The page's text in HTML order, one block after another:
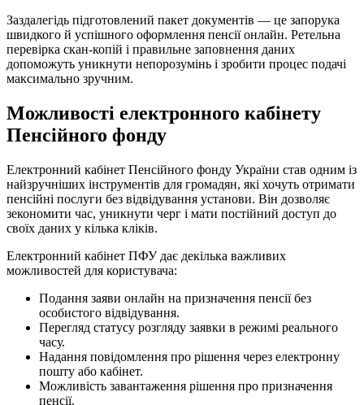
Заздалегідь підготовлений пакет документів — це запорука
швидкого й успішного оформлення пенсії онлайн. Ретельна
перевірка скан-копій і правильне заповнення даних
допоможуть уникнути непорозумінь і зробити процес подачі
максимально зручним.
Можливості електронного кабінету
Пенсійного фонду
Електронний кабінет Пенсійного фонду України став одним із
найзручніших інструментів для громадян, які хочуть отримати
пенсійні послуги без відвідування установи. Він дозволяє
зекономити час, уникнути черг і мати постійний доступ до
своїх даних у кілька кліків.
Електронний кабінет ПФУ дає декілька важливих
можливостей для користувача:
Подання заяви онлайн на призначення пенсії без
особистого відвідування.
Перегляд статусу розгляду заявки в режимі реального
часу.
Надання повідомлення про рішення через електронну
пошту або кабінет.
Можливість завантаження рішення про призначення
пенсії.